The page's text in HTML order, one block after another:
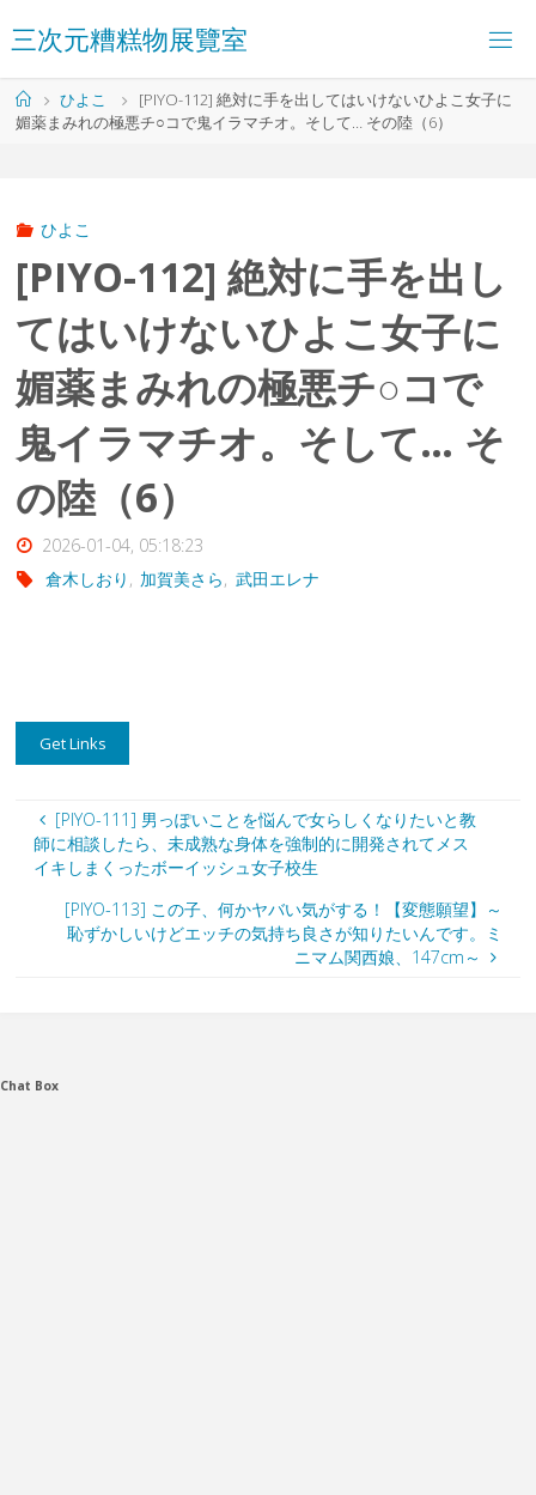
ン
テ
ン
三次元糟糕物展覽室
ホ
ー
ひよこ
[PIYO-112] 絶対に手を出してはいけないひよこ女子に
媚薬まみれの極悪チ○コで鬼イラマチオ。そして… その陸（6）
ひよこ
[PIYO-112] 絶対に手を出し
てはいけないひよこ女子に
媚薬まみれの極悪チ○コで
鬼イラマチオ。そして… そ
の陸（6）
2026-01-04, 05:18:23
倉木しおり , 加賀美さら, 武田エレナ
[PIYO-111] 男っぽいことを悩んで女らしくなりたいと教
師に相談したら、未成熟な身体を強制的に開発されてメス
イキしまくったボーイッシュ女子校生
[PIYO-113] この子、何かヤバい気がする！【変態願望】～
恥ずかしいけどエッチの気持ち良さが知りたいんです。ミ
ニマム関西娘、147cm～
Chat Box